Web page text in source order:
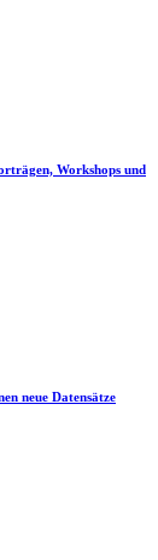
Workshops und
neue Datensätze